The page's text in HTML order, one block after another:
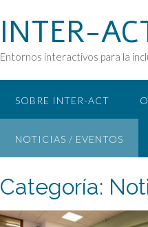
INTER-
Entornos interactivos para la
SOBRE INTER-ACT
NOTICIAS / EVENTOS
Categoría: